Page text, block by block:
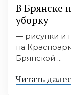
В Брянске
уборку
— рисунки и
на
Брянской ...
Читать